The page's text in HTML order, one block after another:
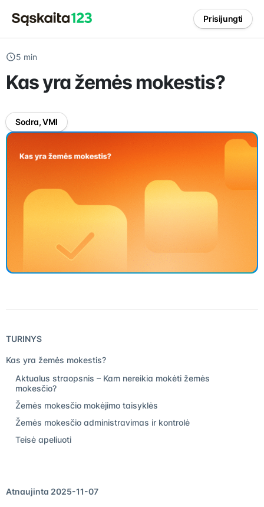
Prisijungti
5 min
Kas yra žemės mokestis?
Sodra, VMI
TURINYS
Kas yra žemės mokestis?
Aktualus straopsnis – Kam nereikia mokėti žemės
mokesčio?
Žemės mokesčio mokėjimo taisyklės
Žemės mokesčio administravimas ir kontrolė
Teisė apeliuoti
Atnaujinta 2025-11-07